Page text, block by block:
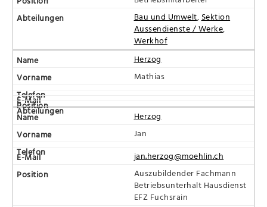
Bau und Umwelt, Sektion
Aussendienste / Werke,
Werkhof
Herzog
Mathias
Herzog
Jan
jan.herzog@moehlin.ch
Auszubildender Fachmann
Betriebsunterhalt Hausdienst
EFZ Fuchsrain